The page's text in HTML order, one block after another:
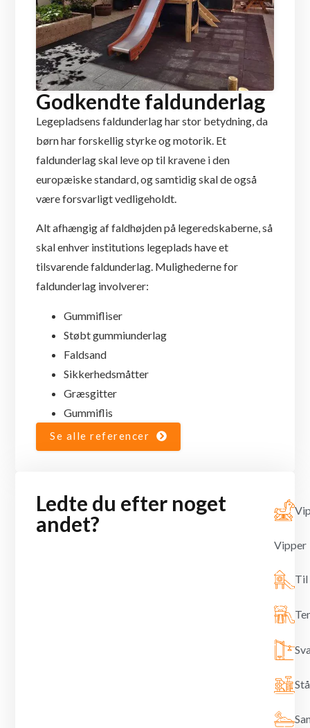
Godkendte faldunderlag
Legepladsens faldunderlag har stor betydning, da
børn har forskellig styrke og motorik. Et
faldunderlag skal leve op til kravene i den
europæiske standard, og samtidig skal de også
være forsvarligt vedligeholdt.
Alt afhængig af faldhøjden på legeredskaberne, så
skal enhver institutions legeplads have et
tilsvarende faldunderlag. Mulighederne for
faldunderlag involverer:
Gummifliser
Støbt gummiunderlag
Faldsand
Sikkerhedsmåtter
Græsgitter
Gummiflis
Se alle referencer
Ledte du efter noget
andet?
Vipper
Til